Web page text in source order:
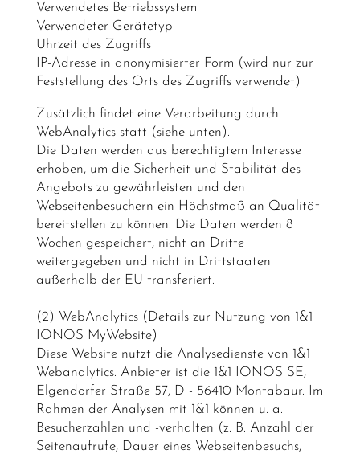
Verwendetes Betriebssystem
Verwendeter Gerätetyp
Uhrzeit des Zugriffs
IP-Adresse in anonymisierter Form (wird nur zur
Feststellung des Orts des Zugriffs verwendet)
Zusätzlich findet eine Verarbeitung durch
WebAnalytics statt (siehe unten).
Die Daten werden aus berechtigtem Interesse
erhoben, um die Sicherheit und Stabilität des
Angebots zu gewährleisten und den
Webseitenbesuchern ein Höchstmaß an Qualität
bereitstellen zu können. Die Daten werden 8
Wochen gespeichert, nicht an Dritte
weitergegeben und nicht in Drittstaaten
außerhalb der EU transferiert.
(2) WebAnalytics (Details zur Nutzung von 1&1
IONOS MyWebsite)
Diese Website nutzt die Analysedienste von 1&1
Webanalytics. Anbieter ist die 1&1 IONOS SE,
Elgendorfer Straße 57, D - 56410 Montabaur. Im
Rahmen der Analysen mit 1&1 können u. a.
Besucherzahlen und -verhalten (z. B. Anzahl der
Seitenaufrufe, Dauer eines Webseitenbesuchs,